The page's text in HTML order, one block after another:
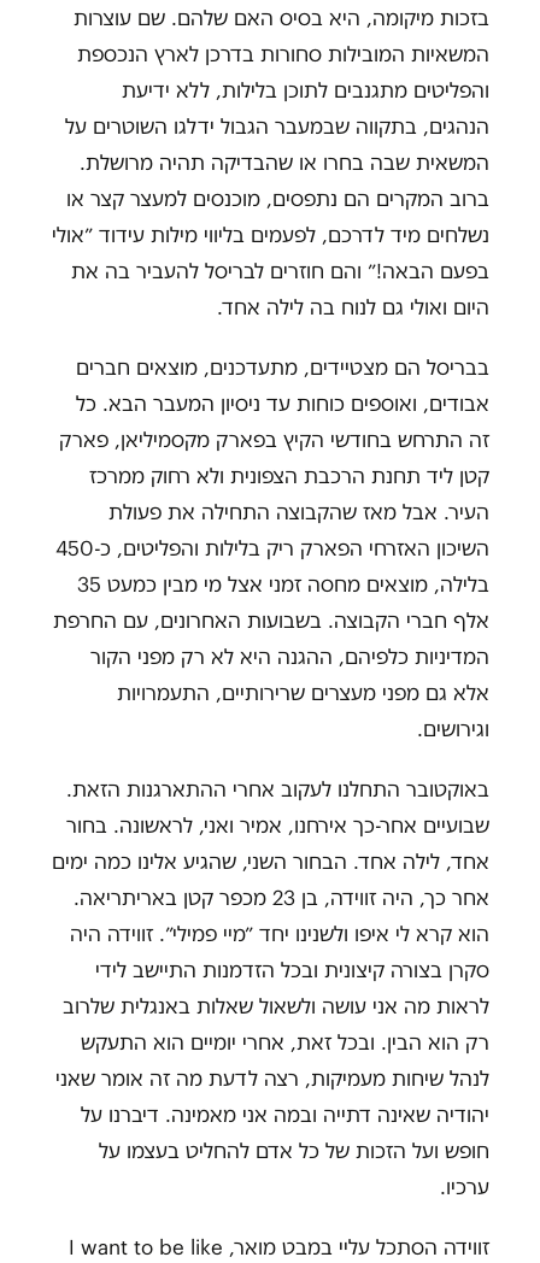
בזכות מיקומה, היא בסיס האם שלהם. שם עוצרות
המשאיות המובילות סחורות בדרכן לארץ הנכספת
והפליטים מתגנבים לתוכן בלילות, ללא ידיעת
הנהגים, בתקווה שבמעבר הגבול ידלגו השוטרים על
המשאית שבה בחרו או שהבדיקה תהיה מרושלת.
ברוב המקרים הם נתפסים, מוכנסים למעצר קצר או
נשלחים מיד לדרכם, לפעמים בליווי מילות עידוד ״אולי
בפעם הבאה!״ והם חוזרים לבריסל להעביר בה את
היום ואולי גם לנוח בה לילה אחד.
בבריסל הם מצטיידים, מתעדכנים, מוצאים חברים
אבודים, ואוספים כוחות עד ניסיון המעבר הבא. כל
זה התרחש בחודשי הקיץ בפארק מקסמיליאן, פארק
קטן ליד תחנת הרכבת הצפונית ולא רחוק ממרכז
העיר. אבל מאז שהקבוצה התחילה את פעולת
השיכון האזרחי הפארק ריק בלילות והפליטים, כ-450
בלילה, מוצאים מחסה זמני אצל מי מבין כמעט 35
אלף חברי הקבוצה. בשבועות האחרונים, עם החרפת
המדיניות כלפיהם, ההגנה היא לא רק מפני הקור
אלא גם מפני מעצרים שרירותיים, התעמרויות
וגירושים.
באוקטובר התחלנו לעקוב אחרי ההתארגנות הזאת.
שבועיים אחר-כך אירחנו, אמיר ואני, לראשונה. בחור
אחד, לילה אחד. הבחור השני, שהגיע אלינו כמה ימים
אחר כך, היה זווידה, בן 23 מכפר קטן באריתריאה.
הוא קרא לי איפו ולשנינו יחד ״מיי פמילי״. זווידה היה
סקרן בצורה קיצונית ובכל הזדמנות התיישב לידי
לראות מה אני עושה ולשאול שאלות באנגלית שלרוב
רק הוא הבין. ובכל זאת, אחרי יומיים הוא התעקש
לנהל שיחות מעמיקות, רצה לדעת מה זה אומר שאני
יהודיה שאינה דתייה ובמה אני מאמינה. דיברנו על
חופש ועל הזכות של כל אדם להחליט בעצמו על
ערכיו.
זווידה הסתכל עליי במבט מואר, I want to be like